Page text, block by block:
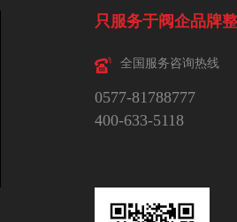
只服务于阀企品牌
全国服务咨询热线
0577-81788777
400-633-5118